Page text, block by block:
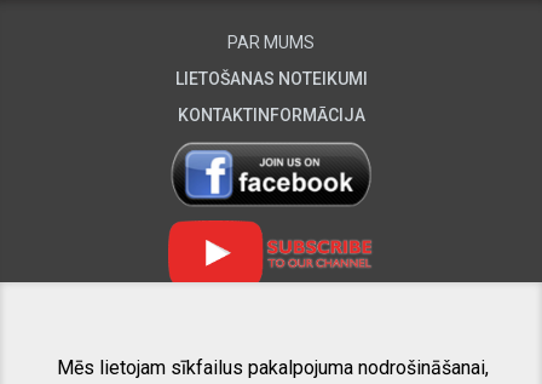
PAR MUMS
LIETOŠANAS NOTEIKUMI
KONTAKTINFORMĀCIJA
SAISTĪTIE PROJEKTI
Mēs lietojam sīkfailus pakalpojuma nodrošināšanai,